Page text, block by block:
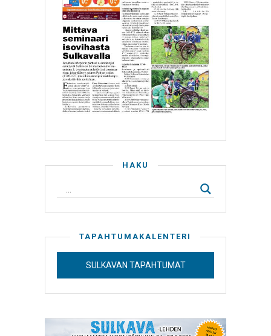
HAKU
TAPAHTUMAKALENTERI
SULKAVAN TAPAHTUMAT